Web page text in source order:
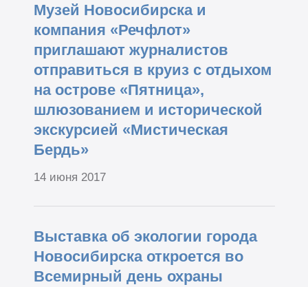
Музей Новосибирска и
компания «Речфлот»
приглашают журналистов
отправиться в круиз с отдыхом
на острове «Пятница»,
шлюзованием и исторической
экскурсией «Мистическая
Бердь»
14 июня 2017
Выставка об экологии города
Новосибирска откроется во
Всемирный день охраны